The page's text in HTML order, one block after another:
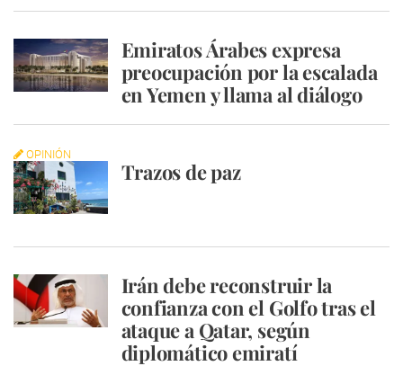
Emiratos Árabes expresa
preocupación por la escalada
en Yemen y llama al diálogo
OPINIÓN
Trazos de paz
Irán debe reconstruir la
confianza con el Golfo tras el
ataque a Qatar, según
diplomático emiratí